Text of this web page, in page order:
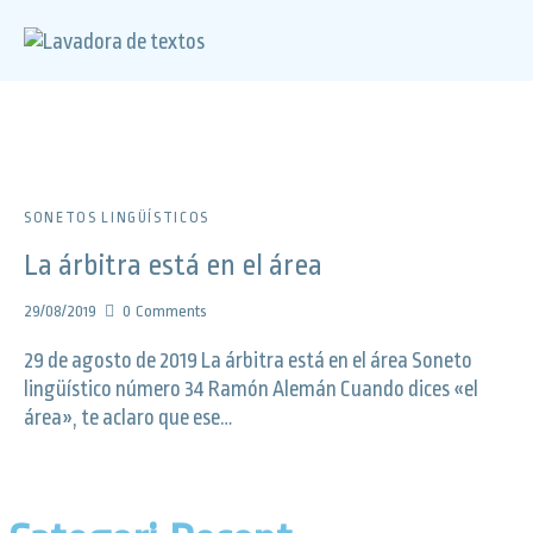
SONETOS LINGÜÍSTICOS
La árbitra está en el área
29/08/2019 0 Comments
29 de agosto de 2019 La árbitra está en el área Soneto
lingüístico número 34 Ramón Alemán Cuando dices «el
área», te aclaro que ese…